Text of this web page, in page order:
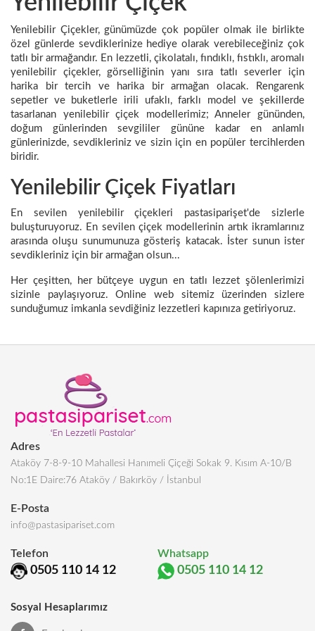
Yenilebilir Çiçekler, günümüzde çok popüler olmak ile birlikte
özel günlerde sevdiklerinize hediye olarak verebileceğiniz çok
tatlı bir armağandır. En lezzetli, çikolatalı, fındıklı, fıstıklı, aromalı
yenilebilir çiçekler, görselliğinin yanı sıra tatlı severler için
harika bir tercih ve harika bir armağan olacak. Rengarenk
sepetler ve buketlerle irili ufaklı, farklı model ve şekillerde
tasarlanan yenilebilir çiçek modellerimiz; Anneler gününden,
doğum günlerinden sevgililer gününe kadar en anlamlı
günlerinizde, sevdikleriniz ve sizin için en popüler tercihlerden
biridir.
Yenilebilir Çiçek Fiyatları
En sevilen yenilebilir çiçekleri pastasiparişet'de sizlerle
buluşturuyoruz. En sevilen çiçek modellerinin artık ikramlarınız
arasında oluşu sunumunuza gösteriş katacak. İster sunun ister
sevdikleriniz için bir armağan olsun...
Her çeşitten, her bütçeye uygun en tatlı lezzet şölenlerimizi
sizinle paylaşıyoruz. Online web sitemiz üzerinden sizlere
sunduğumuz imkanla sevdiğiniz lezzetleri kapınıza getiriyoruz.
Adres
Ataköy 7-8-9-10 Mahallesi Hanımeli Çiçeği Sokak 9. Kısım A-10/B
No:1E Daire:76 Ataköy / Bakırköy / İstanbul
E-Posta
info@pastasipariset.com
Telefon
0505 110 14 12
Whatsapp
0505 110 14 12
Sosyal Hesaplarımız